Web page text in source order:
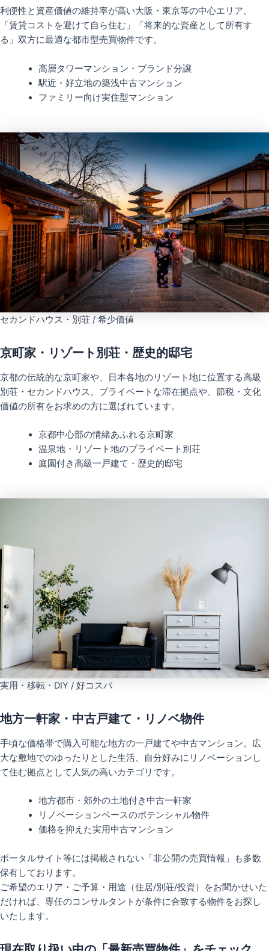
利便性と資産価値の維持率が高い大阪・東京等の中心エリア。
「賃貸コストを避けて自ら住む」「将来的な資産として所有す
る」双方に最適な都市型売買物件です。
高層タワーマンション・ブランド分譲
駅近・好立地の築浅中古マンション
ファミリー向け実住型マンション
セカンドハウス・別荘 / 希少価値
京町家・リゾート別荘・歴史的邸宅
京都の伝統的な京町家や、日本各地のリゾート地に位置する高級
別荘・セカンドハウス。プライベートな滞在拠点や、節税・文化
価値の所有をお求めの方に選ばれています。
京都中心部の情緒あふれる京町家
温泉地・リゾート地のプライベート別荘
庭園付き高級一戸建て・歴史的邸宅
実用・移転・DIY / 好コスパ
地方一軒家・中古戸建て・リノベ物件
手頃な価格帯で購入可能な地方の一戸建てや中古マンション。広
大な敷地でのゆったりとした生活、自分好みにリノベーションし
て住む拠点として人気の高いカテゴリです。
地方都市・郊外の土地付き中古一軒家
リノベーションベースのポテンシャル物件
価格を抑えた実用中古マンション
ポータルサイト等には掲載されない「非公開の売買情報」も多数
保有しております。
ご希望のエリア・ご予算・用途（住居/別荘/投資）をお聞かせいた
だければ、専任のコンサルタントが条件に合致する物件をお探し
いたします。